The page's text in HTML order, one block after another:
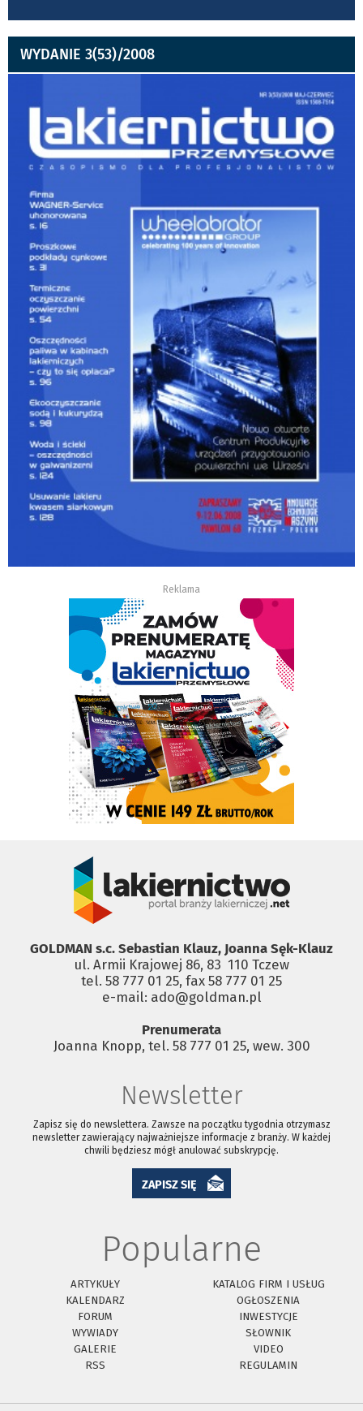
WYDANIE 3(53)/2008
Reklama
GOLDMAN s.c. Sebastian Klauz, Joanna Sęk-Klauz
ul. Armii Krajowej 86, 83 ­ 110 Tczew
tel. 58 777 01 25, fax 58 777 01 25
e-mail: ado@goldman.pl
Prenumerata
Joanna Knopp, tel. 58 777 01 25, wew. 300
Newsletter
Zapisz się do newslettera. Zawsze na początku tygodnia otrzymasz
newsletter zawierający najważniejsze informacje z branży. W każdej
chwili będziesz mógł anulować subskrypcję.
ZAPISZ SIĘ
Popularne
ARTYKUŁY
KATALOG FIRM I USŁUG
KALENDARZ
OGŁOSZENIA
FORUM
INWESTYCJE
WYWIADY
SŁOWNIK
GALERIE
VIDEO
RSS
REGULAMIN